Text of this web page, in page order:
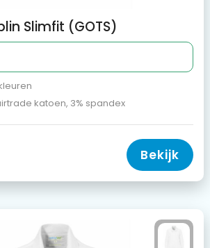
Slimfit (GOTS)
katoen, 3% spandex
Bekijk